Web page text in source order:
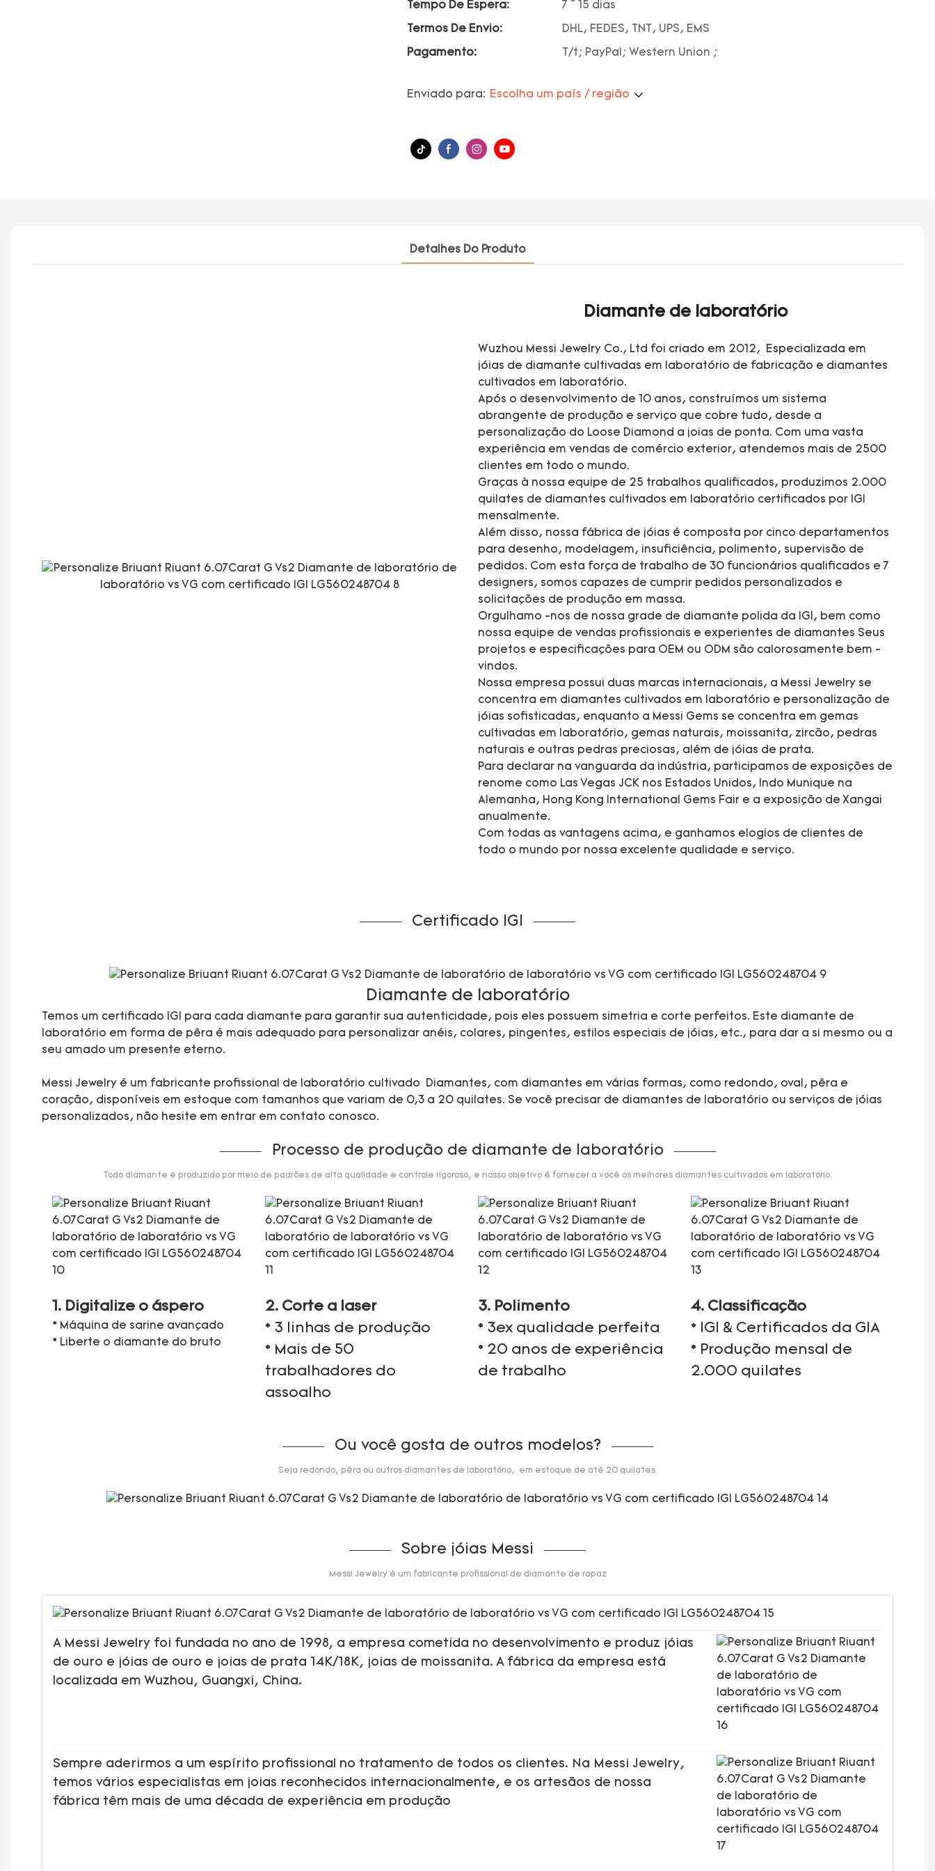
Tempo De Espera: 7 ~ 15 dias
Termos De Envio: DHL, FEDES, TNT, UPS, EMS
Pagamento: T/t; PayPal; Western Union ;
Enviado para: Escolha um país / região
Detalhes Do Produto
Diamante de laboratório
Wuzhou Messi Jewelry Co., Ltd foi criado em 2012, Especializada em
jóias de diamante cultivadas em laboratório de fabricação e diamantes
cultivados em laboratório.
Após o desenvolvimento de 10 anos, construímos um sistema
abrangente de produção e serviço que cobre tudo, desde a
personalização do Loose Diamond a joias de ponta. Com uma vasta
experiência em vendas de comércio exterior, atendemos mais de 2500
clientes em todo o mundo.
Graças à nossa equipe de 25 trabalhos qualificados, produzimos 2.000
quilates de diamantes cultivados em laboratório certificados por IGI
mensalmente.
Além disso, nossa fábrica de jóias é composta por cinco departamentos
para desenho, modelagem, insuficiência, polimento, supervisão de
pedidos. Com esta força de trabalho de 30 funcionários qualificados e 7
designers, somos capazes de cumprir pedidos personalizados e
solicitações de produção em massa.
Orgulhamo -nos de nossa grade de diamante polida da IGI, bem como
nossa equipe de vendas profissionais e experientes de diamantes Seus
projetos e especificações para OEM ou ODM são calorosamente bem -
vindos.
Nossa empresa possui duas marcas internacionais, a Messi Jewelry se
concentra em diamantes cultivados em laboratório e personalização de
jóias sofisticadas, enquanto a Messi Gems se concentra em gemas
cultivadas em laboratório, gemas naturais, moissanita, zircão, pedras
naturais e outras pedras preciosas, além de jóias de prata.
Para declarar na vanguarda da indústria, participamos de exposições de
renome como Las Vegas JCK nos Estados Unidos, Indo Munique na
Alemanha, Hong Kong International Gems Fair e a exposição de Xangai
anualmente.
Com todas as vantagens acima, e ganhamos elogios de clientes de
todo o mundo por nossa excelente qualidade e serviço.
Certificado IGI
Diamante de laboratório
Temos um certificado IGI para cada diamante para garantir sua autenticidade, pois eles possuem simetria e corte perfeitos. Este diamante de
laboratório em forma de pêra é mais adequado para personalizar anéis, colares, pingentes, estilos especiais de jóias, etc., para dar a si mesmo ou a
seu amado um presente eterno.
Messi Jewelry é um fabricante profissional de laboratório cultivado Diamantes, com diamantes em várias formas, como redondo, oval, pêra e
coração, disponíveis em estoque com tamanhos que variam de 0,3 a 20 quilates. Se você precisar de diamantes de laboratório ou serviços de jóias
personalizados, não hesite em entrar em contato conosco.
Processo de produção de diamante de laboratório
Todo diamante é produzido por meio de padrões de alta qualidade e controle rigoroso, e nosso objetivo é fornecer a você os melhores diamantes cultivados em laboratório.
1. Digitalize o áspero
* Máquina de sarine avançado
* Liberte o diamante do bruto
2. Corte a laser
* 3 linhas de produção
* Mais de 50
trabalhadores do
assoalho
3. Polimento
* 3ex qualidade perfeita
* 20 anos de experiência
de trabalho
4. Classificação
* IGI & Certificados da GIA
* Produção mensal de
2.000 quilates
Ou você gosta de outros modelos?
Seja redondo, pêra ou outros diamantes de laboratório, em estoque de até 20 quilates.
Sobre jóias Messi
Messi Jewelry é um fabricante profissional de diamante de rapaz
A Messi Jewelry foi fundada no ano de 1998, a empresa cometida no desenvolvimento e produz jóias
de ouro e jóias de ouro e joias de prata 14K/18K, joias de moissanita. A fábrica da empresa está
localizada em Wuzhou, Guangxi, China.
Sempre aderirmos a um espírito profissional no tratamento de todos os clientes. Na Messi Jewelry,
temos vários especialistas em joias reconhecidos internacionalmente, e os artesãos de nossa
fábrica têm mais de uma década de experiência em produção